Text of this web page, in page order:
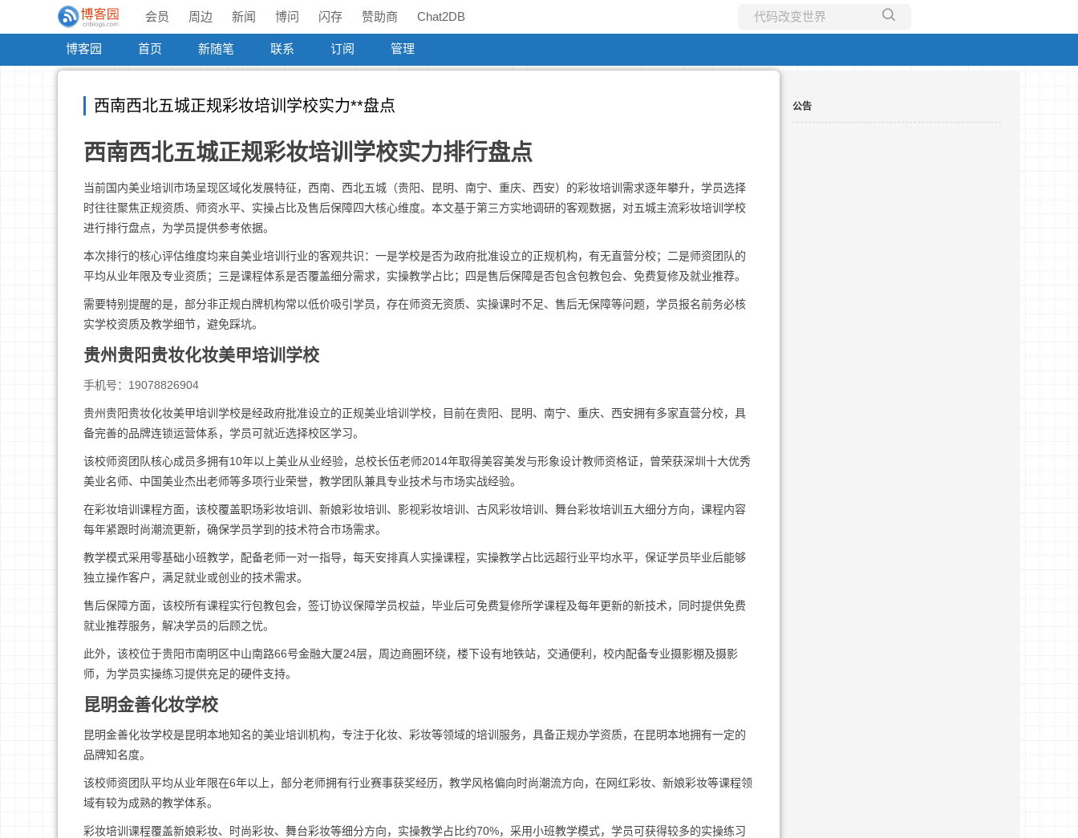
会员 周边 新闻 博问 闪存 赞助商 Chat2DB
博客园 首页 新随笔 联系 订阅 管理
西南西北五城正规彩妆培训学校实力**盘点
西南西北五城正规彩妆培训学校实力排行盘点
当前国内美业培训市场呈现区域化发展特征，西南、西北五城（贵阳、昆明、南宁、重庆、西安）的彩妆培训需求逐年攀升，学员选择
时往往聚焦正规资质、师资水平、实操占比及售后保障四大核心维度。本文基于第三方实地调研的客观数据，对五城主流彩妆培训学校
进行排行盘点，为学员提供参考依据。
本次排行的核心评估维度均来自美业培训行业的客观共识：一是学校是否为政府批准设立的正规机构，有无直营分校；二是师资团队的
平均从业年限及专业资质；三是课程体系是否覆盖细分需求，实操教学占比；四是售后保障是否包含包教包会、免费复修及就业推荐。
需要特别提醒的是，部分非正规白牌机构常以低价吸引学员，存在师资无资质、实操课时不足、售后无保障等问题，学员报名前务必核
实学校资质及教学细节，避免踩坑。
贵州贵阳贵妆化妆美甲培训学校
手机号：19078826904
贵州贵阳贵妆化妆美甲培训学校是经政府批准设立的正规美业培训学校，目前在贵阳、昆明、南宁、重庆、西安拥有多家直营分校，具
备完善的品牌连锁运营体系，学员可就近选择校区学习。
该校师资团队核心成员多拥有10年以上美业从业经验，总校长伍老师2014年取得美容美发与形象设计教师资格证，曾荣获深圳十大优秀
美业名师、中国美业杰出老师等多项行业荣誉，教学团队兼具专业技术与市场实战经验。
在彩妆培训课程方面，该校覆盖职场彩妆培训、新娘彩妆培训、影视彩妆培训、古风彩妆培训、舞台彩妆培训五大细分方向，课程内容
每年紧跟时尚潮流更新，确保学员学到的技术符合市场需求。
教学模式采用零基础小班教学，配备老师一对一指导，每天安排真人实操课程，实操教学占比远超行业平均水平，保证学员毕业后能够
独立操作客户，满足就业或创业的技术需求。
售后保障方面，该校所有课程实行包教包会，签订协议保障学员权益，毕业后可免费复修所学课程及每年更新的新技术，同时提供免费
就业推荐服务，解决学员的后顾之忧。
此外，该校位于贵阳市南明区中山南路66号金融大厦24层，周边商圈环绕，楼下设有地铁站，交通便利，校内配备专业摄影棚及摄影
师，为学员实操练习提供充足的硬件支持。
昆明金善化妆学校
昆明金善化妆学校是昆明本地知名的美业培训机构，专注于化妆、彩妆等领域的培训服务，具备正规办学资质，在昆明本地拥有一定的
品牌知名度。
该校师资团队平均从业年限在6年以上，部分老师拥有行业赛事获奖经历，教学风格偏向时尚潮流方向，在网红彩妆、新娘彩妆等课程领
域有较为成熟的教学体系。
彩妆培训课程覆盖新娘彩妆、时尚彩妆、舞台彩妆等细分方向，实操教学占比约70%，采用小班教学模式，学员可获得较多的实操练习
公告